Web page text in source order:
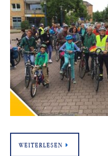
WEITERLESEN